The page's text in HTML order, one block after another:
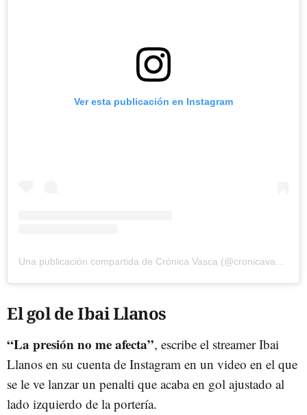
Ver esta publicación en Instagram
Una publicación compartida de Crónica Vasca (@cronicavasca)
El gol de Ibai Llanos
“La presión no me afecta”, escribe el streamer Ibai
Llanos en su cuenta de Instagram en un video en el que
se le ve lanzar un penalti que acaba en gol ajustado al
lado izquierdo de la portería.